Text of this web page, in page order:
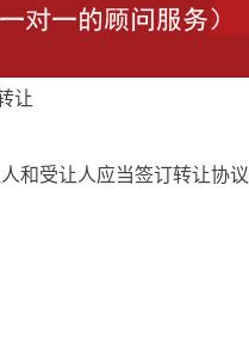
让
和受让人应当签订转让协